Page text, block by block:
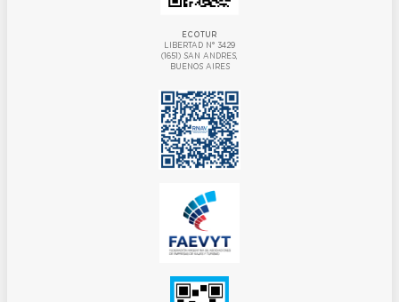
ECOTUR
LIBERTAD N° 3429
(1651) SAN ANDRES,
BUENOS AIRES